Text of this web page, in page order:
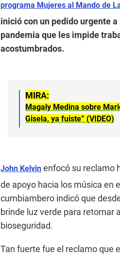
programa Mujeres al Mando de
inició con un pedido urgente
pandemia que les impide
acostumbrados.
MIRA:
Magaly Medina sobre
Gisela, ya fuiste” (VIDEO)
John Kelvin enfocó su reclamo
de apoyo hacia los música en
cumbiambero indicó que
brinde luz verde para retornar
bioseguridad.
Tan fuerte fue el reclamo que